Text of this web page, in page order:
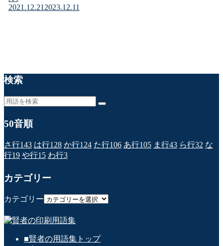
2021.12.21 2023.12.11
検索
50音順
さ行143 は行128 か行124 た行106 あ行105 ま行43 ら行32 な
行19 や行15 わ行3
カテゴリー
カテゴリー
■賢者の用語集トップ